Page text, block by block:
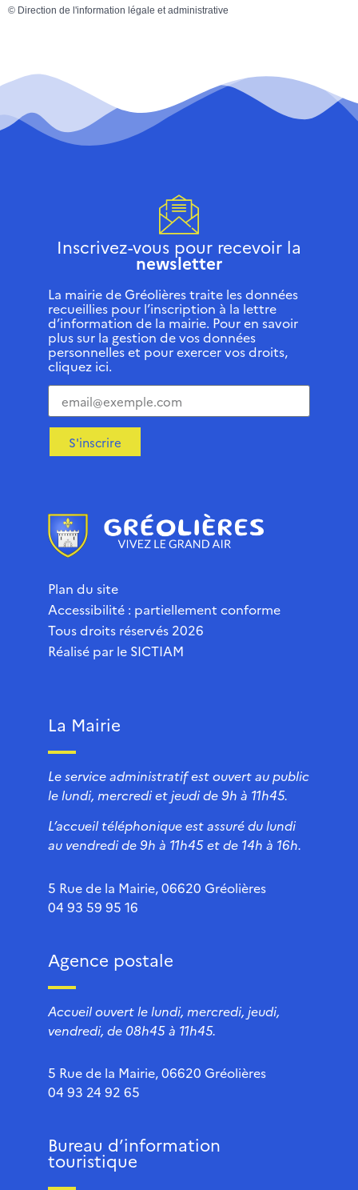
© Direction de l'information légale et administrative
Inscrivez-vous pour recevoir la
newsletter
La mairie de Gréolières traite les données
recueillies pour l’inscription à la lettre
d’information de la mairie. Pour en savoir
plus sur la gestion de vos données
personnelles et pour exercer vos droits,
cliquez ici.
S'inscrire
Plan du site
Accessibilité : partiellement conforme
Tous droits réservés 2026
Réalisé par le SICTIAM
La Mairie
Le service administratif est ouvert au public
le lundi, mercredi et jeudi de 9h à 11h45.
L’accueil téléphonique est assuré du lundi
au vendredi de 9h à 11h45 et de 14h à 16h.
5 Rue de la Mairie, 06620 Gréolières
04 93 59 95 16
Agence postale
Accueil ouvert le lundi, mercredi, jeudi,
vendredi, de 08h45 à 11h45.
5 Rue de la Mairie, 06620 Gréolières
04 93 24 92 65
Bureau d’information
touristique